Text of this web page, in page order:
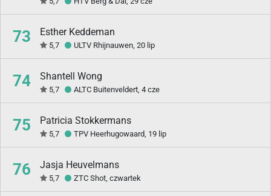
73 Esther Keddeman
5,7 ULTV Rhijnauwen, 20 lip
74 Shantell Wong
5,7 ALTC Buitenveldert, 4 cze
75 Patricia Stokkermans
5,7 TPV Heerhugowaard, 19 lip
76 Jasja Heuvelmans
5,7 ZTC Shot, czwartek